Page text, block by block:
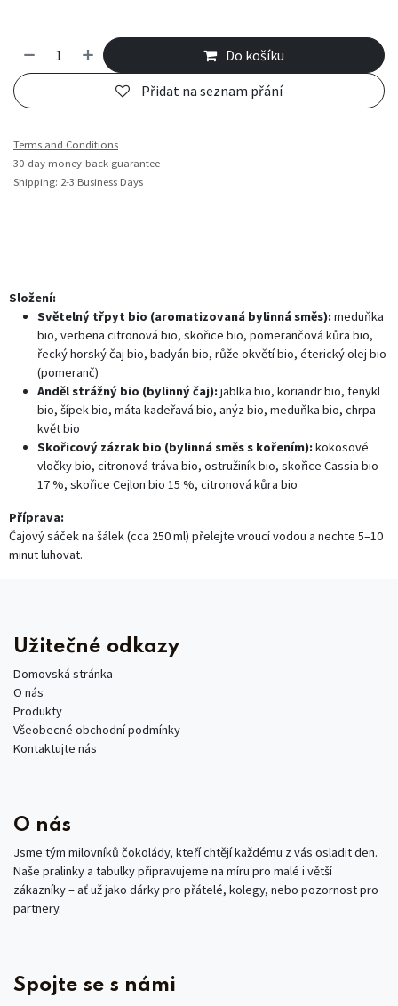
Do košíku
Přidat na seznam přání
Terms and Conditions
30-day money-back guarantee
Shipping: 2-3 Business Days
Složení:
Světelný třpyt bio (aromatizovaná bylinná směs):meduňka
bio, verbena citronová bio, skořice bio, pomerančová kůra bio,
řecký horský čaj bio, badyán bio, růže okvětí bio, éterický olej bio
(pomeranč)
Anděl strážný bio (bylinný čaj):jablka bio, koriandr bio, fenykl
bio, šípek bio, máta kadeřavá bio, anýz bio, meduňka bio, chrpa
květ bio
Skořicový zázrak bio (bylinná směs s kořením):kokosové
vločky bio, citronová tráva bio, ostružiník bio, skořice Cassia bio
17 %, skořice Cejlon bio 15 %, citronová kůra bio
Příprava:
Čajový sáček na šálek (cca 250 ml) přelejte vroucí vodou a nechte 5–10
minut luhovat.
Užitečné odkazy
Domovská stránka
O nás
Produkty
Všeobecné obchodní podmínky
Kontaktujte nás
O nás
Jsme tým milovníků čokolády, kteří chtějí každému z vás osladit den.
Naše pralinky a tabulky připravujeme na míru pro malé i větší
zákazníky – ať už jako dárky pro přátelé, kolegy, nebo pozornost pro
partnery.
Spojte se s námi